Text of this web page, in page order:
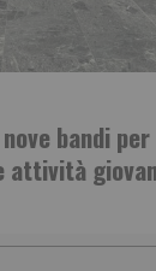
bandi
attività